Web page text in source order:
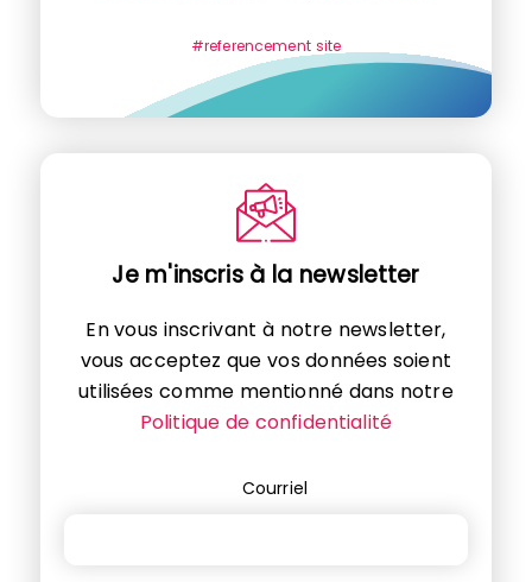
#referencement site
Je m'inscris à la newsletter
En vous inscrivant à notre newsletter,
vous acceptez que vos données soient
utilisées comme mentionné dans notre
Politique de confidentialité
Courriel